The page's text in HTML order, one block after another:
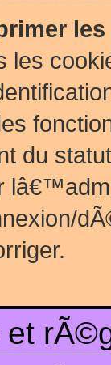
les
les
du